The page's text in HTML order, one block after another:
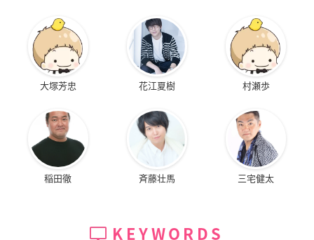
大塚芳忠 花江夏樹 村瀬歩
稲田徹 斉藤壮馬 三宅健太
KEYWORDS